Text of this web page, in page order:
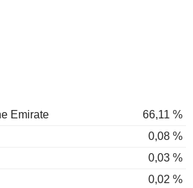
Emirate
66,11 %
0,08 %
0,03 %
0,02 %